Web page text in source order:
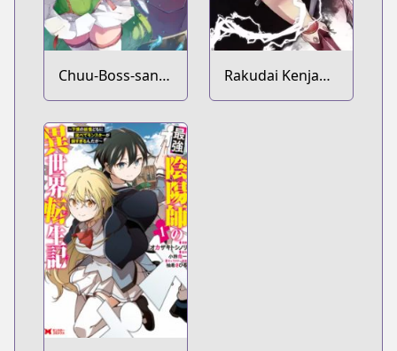
Chuu-Boss-san
Level 99, Saikyou
no Buka-tachi to
Tomoni
Nishuume
Totsunyuu!
Rakudai Kenja
no Gakuin